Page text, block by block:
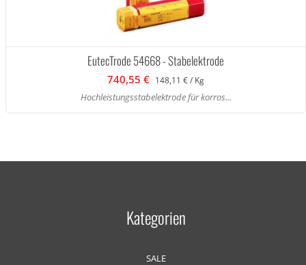
EutecTrode 54668 - Stabelektrode
740,55 € 148,11 € / Kg
Hochleistungsstabelektrode für korros...
Kategorien
SALE